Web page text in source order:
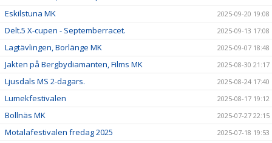
Eskilstuna MK 2025-09-20 19:08
Delt.5 X-cupen - Septemberracet. 2025-09-13 17:08
Lagtävlingen, Borlänge MK 2025-09-07 18:48
Jakten på Bergbydiamanten, Films MK 2025-08-30 21:17
Ljusdals MS 2-dagars. 2025-08-24 17:40
Lumekfestivalen 2025-08-17 19:12
Bollnäs MK 2025-07-27 22:15
Motalafestivalen fredag 2025 2025-07-18 19:53